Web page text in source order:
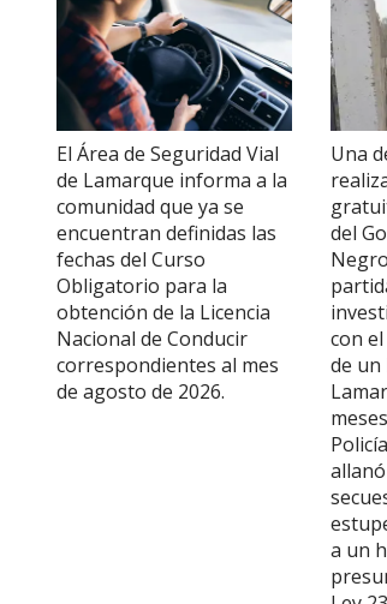
El Área de Seguridad Vial
de Lamarque informa a la
comunidad que ya se
encuentran definidas las
fechas del Curso
Obligatorio para la
obtención de la Licencia
Nacional de Conducir
correspondientes al mes
de agosto de 2026.
Una
del
con
de un
a un